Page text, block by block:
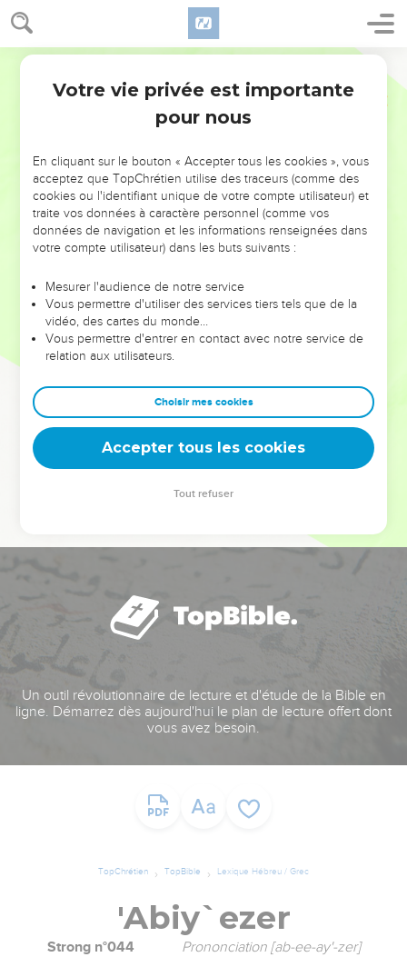
NE MANQUEZ PAS L’ÉVÉNEMENT
DE L’ANNÉE !
ET SI LEURS ERREURS POUVAIENT VOUS ÉVITER LES
VOTRES ?
leur foi ou leur vision. Mais on voit moins les doutes, les erreurs
et les saisons difficiles qu'ils ont traversés, alors même que ce
sont elles qui les ont façonnés.
Dans cette conférence, leaders, entrepreneurs, et responsables
clés pour avancer avec plus de sagesse afin que leurs erreurs
deviennent vos tremplins. Que vous guidiez un ministère, une
équipe, un groupe ou une famille, leur expérience est faite
Un outil révolutionnaire de lecture et d'étude de la Bible en
ligne. Démarrez dès aujourd'hui le plan de lecture offert dont
vous avez besoin.
TopChrétien TopBible Lexique Hébreu / Grec
'Abiy`ezer
Strong n°044 Prononciation [ab-ee-ay'-zer]
Votre vie privée est importante
pour nous
En cliquant sur le bouton « Accepter tous les cookies », vous
acceptez que TopChrétien utilise des traceurs (comme des
cookies ou l'identifiant unique de votre compte utilisateur) et
traite vos données à caractère personnel (comme vos
données de navigation et les informations renseignées dans
votre compte utilisateur) dans les buts suivants :
Mesurer l'audience de notre service
Vous permettre d'utiliser des services tiers tels que de la
vidéo, des cartes du monde…
Vous permettre d'entrer en contact avec notre service de
relation aux utilisateurs.
Choisir mes cookies
Accepter tous les cookies
Tout refuser